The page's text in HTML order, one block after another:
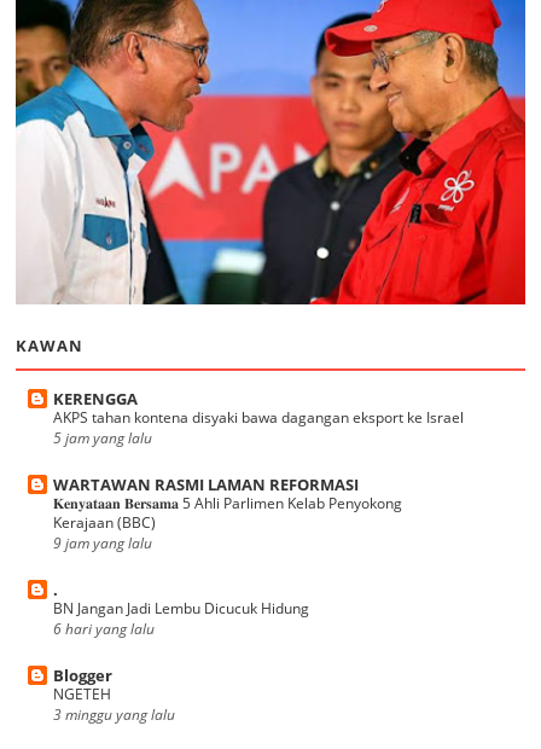
KAWAN
KERENGGA
AKPS tahan kontena disyaki bawa dagangan eksport ke Israel
5 jam yang lalu
WARTAWAN RASMI LAMAN REFORMASI
𝐊𝐞𝐧𝐲𝐚𝐭𝐚𝐚𝐧 𝐁𝐞𝐫𝐬𝐚𝐦𝐚 5 Ahli Parlimen Kelab Penyokong
Kerajaan (BBC)
9 jam yang lalu
.
BN Jangan Jadi Lembu Dicucuk Hidung
6 hari yang lalu
Blogger
NGETEH
3 minggu yang lalu